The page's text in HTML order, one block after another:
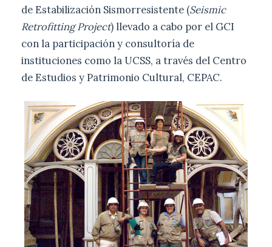
de Estabilización Sismorresistente (Seismic
Retrofitting Project) llevado a cabo por el GCI
con la participación y consultoría de
instituciones como la UCSS, a través del Centro
de Estudios y Patrimonio Cultural, CEPAC.